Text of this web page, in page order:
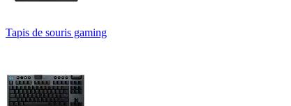
Tapis de souris gaming